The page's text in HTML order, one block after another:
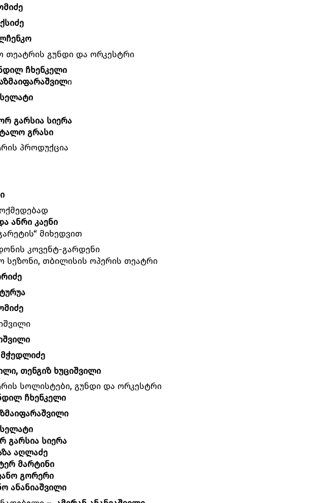
თეატრის გუნდი და ორკესტრი
ჩხენკელი
ი
გარსია სიერა
გრასი
პროდუქცია
ანრი კაენი
მიხედვით
კოვენტ-გარდენი
სეზონი, თბილისის ოპერის თეატრი
თენგიზ ხუციშვილი
სოლისტები, გუნდი და ორკესტრი
ჩხენკელი
გარსია სიერა
აღლაძე
მარტინი
გორერი
ანანიაშვილი